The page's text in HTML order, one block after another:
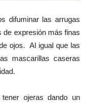
difuminar las arrugas
de expresión más finas
ojos. Al igual que las
mascarillas caseras
ojeras dando un